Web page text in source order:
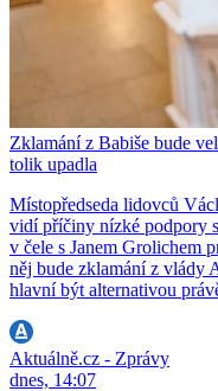
Zklamání z Babiše bude
tolik upadla
Místopředseda lidovců
vidí příčiny nízké podpory
v čele s Janem Grolichem
něj bude zklamání z vlády
hlavní být alternativou
Aktuálně.cz - Zprávy
dnes, 14:07